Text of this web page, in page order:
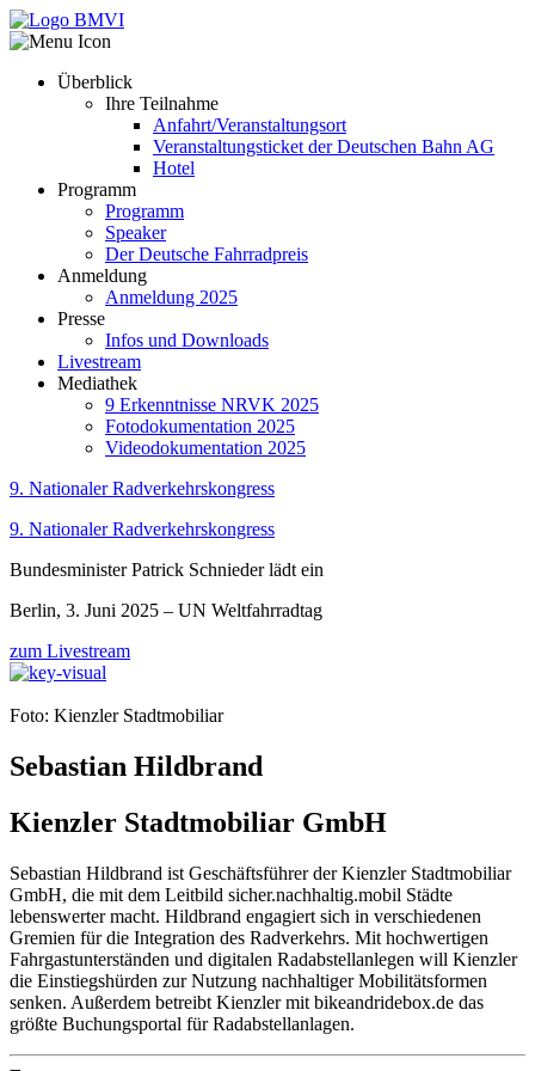
Überblick
Ihre Teilnahme
Anfahrt/Veranstaltungsort
Veranstaltungsticket der Deutschen Bahn AG
Hotel
Programm
Programm
Speaker
Der Deutsche Fahrradpreis
Anmeldung
Anmeldung 2025
Presse
Infos und Downloads
Livestream
Mediathek
9 Erkenntnisse NRVK 2025
Fotodokumentation 2025
Videodokumentation 2025
9. Nationaler Radverkehrskongress
9. Nationaler Radverkehrskongress
Bundesminister Patrick Schnieder lädt ein
Berlin, 3. Juni 2025 – UN Weltfahrradtag
zum Livestream
Foto: Kienzler Stadtmobiliar
Sebastian Hildbrand
Kienzler Stadtmobiliar GmbH
Sebastian Hildbrand ist Geschäftsführer der Kienzler Stadtmobiliar
GmbH, die mit dem Leitbild sicher.nachhaltig.mobil Städte
lebenswerter macht. Hildbrand engagiert sich in verschiedenen
Gremien für die Integration des Radverkehrs. Mit hochwertigen
Fahrgastunterständen und digitalen Radabstellanlegen will Kienzler
die Einstiegshürden zur Nutzung nachhaltiger Mobilitätsformen
senken. Außerdem betreibt Kienzler mit bikeandridebox.de das
größte Buchungsportal für Radabstellanlagen.